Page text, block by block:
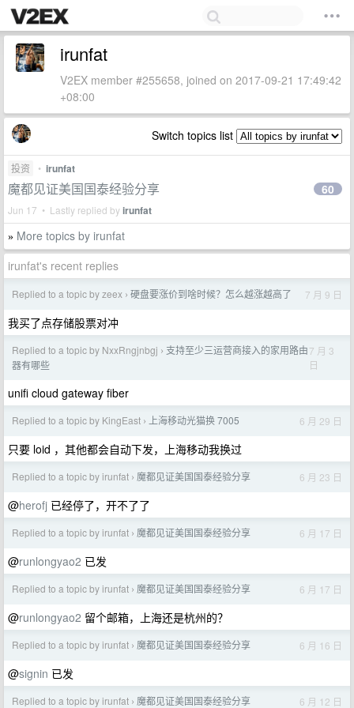
irunfat
V2EX member #255658, joined on 2017-09-21 17:49:42
+08:00
Switch topics list
投资 • irunfat
魔都见证美国国泰经验分享
Jun 17 • Lastly replied byirunfat
60
» More topics by irunfat
irunfat's recent replies
Replied to a topic by zeex › 硬盘要涨价到啥时候？怎么越涨越高了 7 月 9 日
我买了点存储股票对冲
Replied to a topic by NxxRngjnbgj › 支持至少三运营商接入的家用路由
器有哪些
7 月 3
日
unifi cloud gateway fiber
Replied to a topic by KingEast › 上海移动光猫换 7005 6 月 29 日
只要 loid ，其他都会自动下发，上海移动我换过
Replied to a topic by irunfat › 魔都见证美国国泰经验分享 6 月 23 日
@herofj 已经停了，开不了了
Replied to a topic by irunfat › 魔都见证美国国泰经验分享 6 月 17 日
@runlongyao2 已发
Replied to a topic by irunfat › 魔都见证美国国泰经验分享 6 月 17 日
@runlongyao2 留个邮箱，上海还是杭州的？
Replied to a topic by irunfat › 魔都见证美国国泰经验分享 6 月 16 日
@signin 已发
Replied to a topic by irunfat › 魔都见证美国国泰经验分享 6 月 12 日